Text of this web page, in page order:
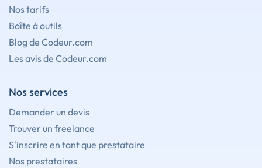
Nos tarifs
Boîte à outils
Blog de Codeur.com
Les avis de Codeur.com
Nos services
Demander un devis
Trouver un freelance
S'inscrire en tant que prestataire
Nos prestataires